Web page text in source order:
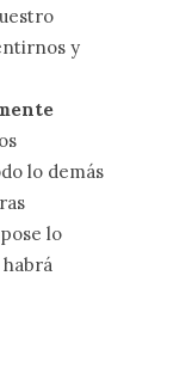
y
lo demás
lo